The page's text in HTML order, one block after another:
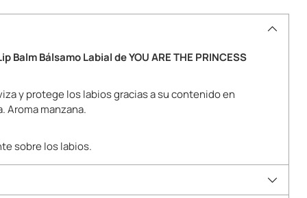
Balm Bálsamo Labial de YOU ARE THE PRINCESS
y protege los labios gracias a su contenido en
Aroma manzana.
sobre los labios.